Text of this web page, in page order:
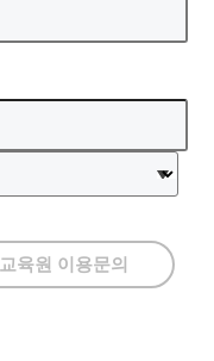
교육원 이용문의